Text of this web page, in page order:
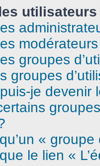
groupes
groupes
je devenir
«
le lien «